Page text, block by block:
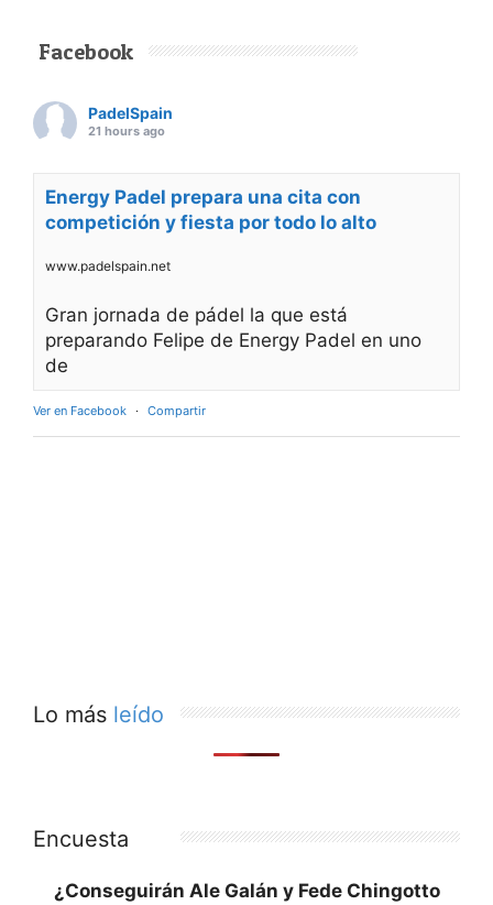
Facebook
PadelSpain
21 hours ago
Energy Padel prepara una cita con
competición y fiesta por todo lo alto
www.padelspain.net
Gran jornada de pádel la que está
preparando Felipe de Energy Padel en uno
de
Ver en Facebook · Compartir
Lo más leído
Encuesta
¿Conseguirán Ale Galán y Fede Chingotto